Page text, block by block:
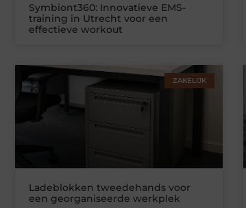
Symbiont360: Innovatieve EMS-
training in Utrecht voor een
effectieve workout
ZAKELIJK
Ladeblokken tweedehands voor
een georganiseerde werkplek